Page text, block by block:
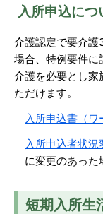
入所申込につ
介護認定で要介
場合、特例要件に
介護を必要とし家
ただけます。
入所申込書（ワ
入所申込者状況
に変更のあった
短期入所生